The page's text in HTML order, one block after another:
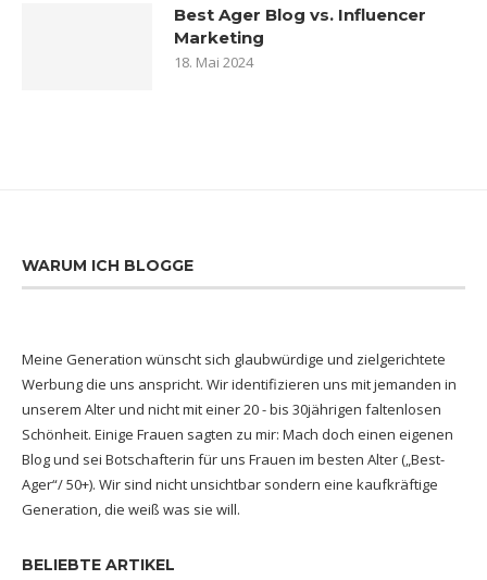
Best Ager Blog vs. Influencer
Marketing
18. Mai 2024
WARUM ICH BLOGGE
Meine Generation wünscht sich glaubwürdige und zielgerichtete
Werbung die uns anspricht. Wir identifizieren uns mit jemanden in
unserem Alter und nicht mit einer 20 - bis 30jährigen faltenlosen
Schönheit. Einige Frauen sagten zu mir: Mach doch einen eigenen
Blog und sei Botschafterin für uns Frauen im besten Alter („Best-
Ager“/ 50+). Wir sind nicht unsichtbar sondern eine kaufkräftige
Generation, die weiß was sie will.
BELIEBTE ARTIKEL